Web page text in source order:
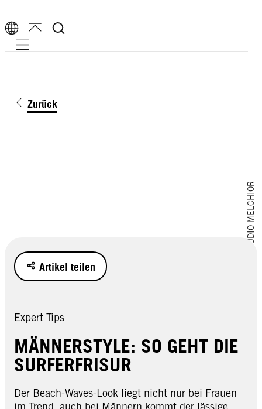
Mobile navigation
Zurück
Stocksy/STUDIO MELCHIOR
Artikel teilen
Expert Tips
MÄNNERSTYLE: SO GEHT DIE
SURFERFRISUR
Der Beach-Waves-Look liegt nicht nur bei Frauen